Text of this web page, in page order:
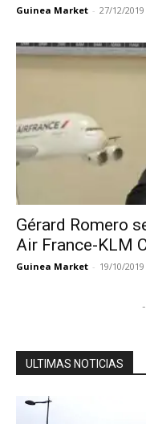
Guinea Market - 27/12/2019
Gérard Romero
Air France-KLM
Guinea Market - 19/10/2019
ULTIMAS NOTICIAS